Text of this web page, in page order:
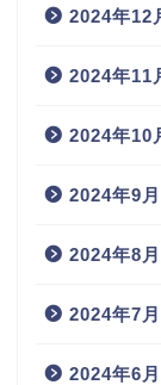
2024年12
2024年11
2024年10
2024年9月
2024年8月
2024年7月
2024年6月